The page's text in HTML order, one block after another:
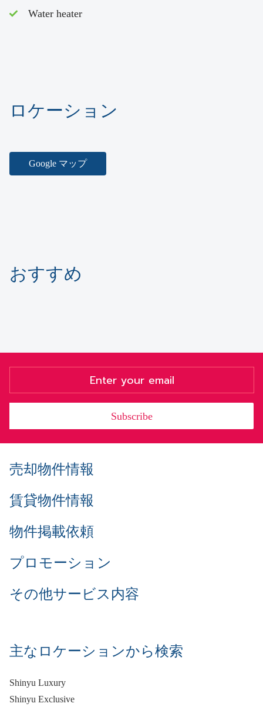
Water heater
ロケーション
Google マップ
おすすめ
Subscribe
売却物件情報
賃貸物件情報
物件掲載依頼
プロモーション
その他サービス内容
主なロケーションから検索
Shinyu Luxury
Shinyu Exclusive